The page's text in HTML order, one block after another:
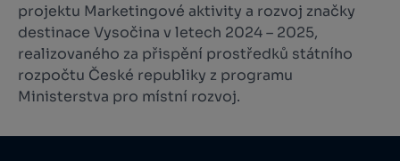
projektu Marketingové aktivity a rozvoj značky
destinace Vysočina v letech 2024 – 2025,
realizovaného za přispění prostředků státního
rozpočtu České republiky z programu
Ministerstva pro místní rozvoj.